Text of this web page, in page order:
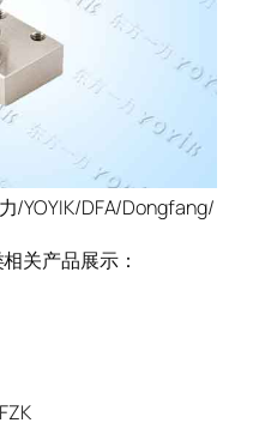
/YOYIK/DFA/Dongfang/
关产品展示：